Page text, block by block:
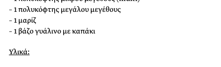
– 1 πολυκόφτης μεγάλου μεγέθους
– 1 μαρίζ
– 1 βάζo γυάλινo με καπάκι
Υλικά: